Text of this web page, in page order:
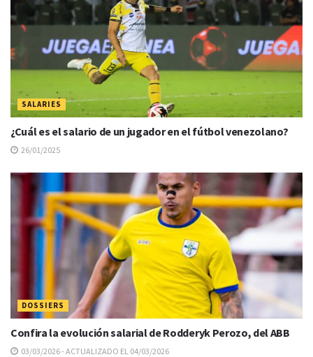
SALARIES
¿Cuál es el salario de un jugador en el fútbol venezolano?
26/01/2025
DOSSIERS
Confira la evolución salarial de Rodderyk Perozo, del ABB
03/03/2026 - ACTUALIZADO EL 04/03/2026